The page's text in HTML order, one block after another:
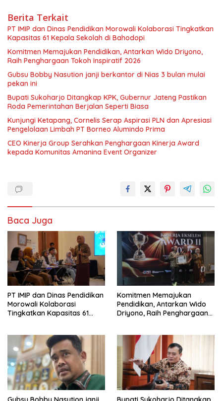
Berita Terkait
PT IMIP dan Dinas Pendidikan Morowali Kolaborasi Tingkatkan
Kapasitas 61 Kepala Sekolah di Bahodopi
Komitmen Memajukan Pendidikan, Antarkan Wido Driyono,
Raih Penghargaan Tokoh Inspiratif 2026
Gubsu Bobby Nasution janji berkantor di Nias 3 bulan mulai
pekan ini
Bupati Sukoharjo Ditangkap KPK, Gubernur Jateng Pastikan
Roda Pemerintahan Berjalan Seperti Biasa
Kunjungi Ketapang, Cornelis Serap Aspirasi PLN dan Apresiasi
Pengelolaan Limbah PT Borneo Alumindo Prima
CEO Kinerja Group Serahkan Penghargaan Kinerja Award
kepada Komunitas Amanina Event Organizer
Baca Juga
PT IMIP dan Dinas Pendidikan
Morowali Kolaborasi
Tingkatkan Kapasitas 61
Komitmen Memajukan
Pendidikan, Antarkan Wido
Driyono, Raih Penghargaan